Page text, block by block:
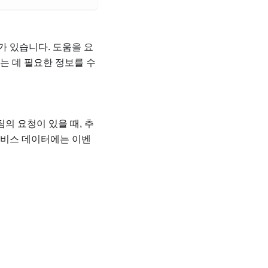
있습니다. 도움을 요
데 필요한 정보를 수
의 요청이 있을 때, 추
스 데이터에는 이벤